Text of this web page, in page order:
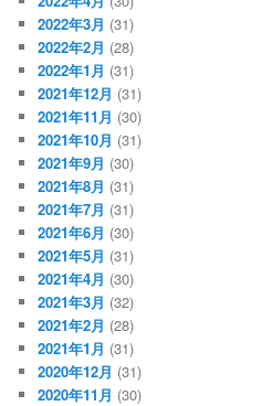
2022年3月 (31)
2022年2月 (28)
2022年1月 (31)
2021年12月 (31)
2021年11月 (30)
2021年10月 (31)
2021年9月 (30)
2021年8月 (31)
2021年7月 (31)
2021年6月 (30)
2021年5月 (31)
2021年4月 (30)
2021年3月 (32)
2021年2月 (28)
2021年1月 (31)
2020年12月 (31)
2020年11月 (30)